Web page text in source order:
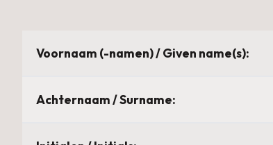
Voornaam (-namen) / Given name(s):
Achternaam / Surname: